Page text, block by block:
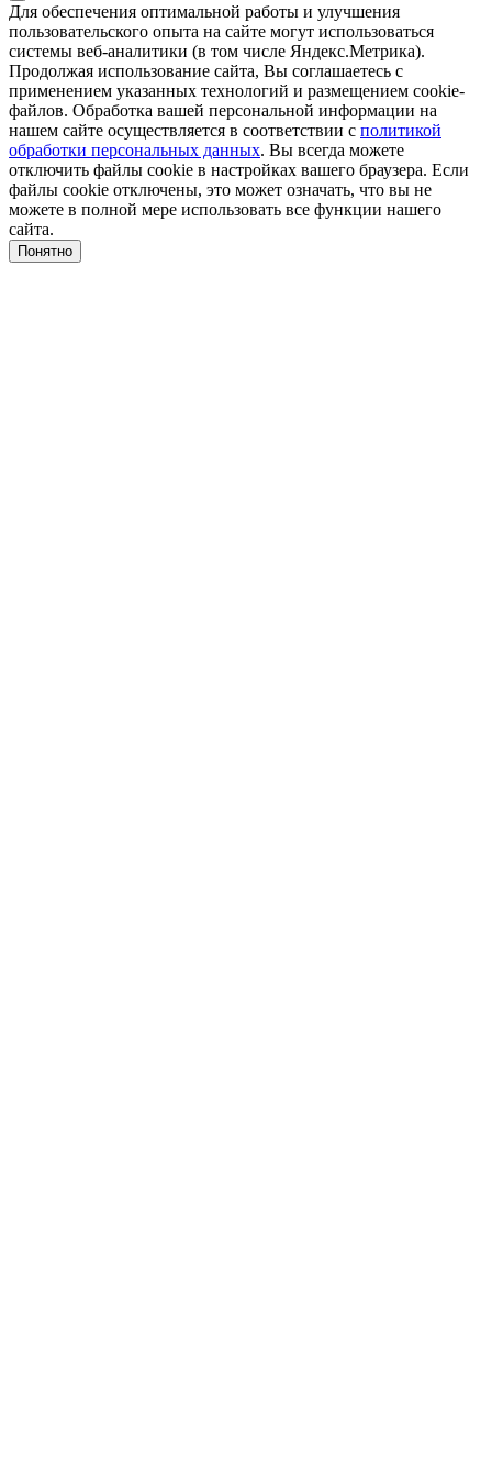
Для обеспечения оптимальной работы и улучшения
пользовательского опыта на сайте могут использоваться
системы веб-аналитики (в том числе Яндекс.Метрика).
Продолжая использование сайта, Вы соглашаетесь с
применением указанных технологий и размещением cookie-
файлов. Обработка вашей персональной информации на
нашем сайте осуществляется в соответствии с политикой
обработки персональных данных. Вы всегда можете
отключить файлы cookie в настройках вашего браузера. Если
файлы cookie отключены, это может означать, что вы не
можете в полной мере использовать все функции нашего
сайта.
Понятно